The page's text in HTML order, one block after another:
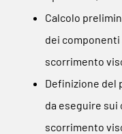
Calcolo
dei
scorrimento
Definizione del
da eseguire
scorrimento